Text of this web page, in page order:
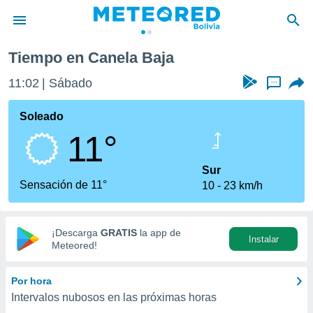
de
ha
calidad.
a este
las
y
digital
basada
Tiempo en Canela Baja
11:02 Sábado ...
Soleado
11°
Sensación de 11°
Sur
10
23 km/h
¡Descarga GRATIS la app de
Meteored!
Instalar
Por hora
Intervalos nubosos en las próximas horas